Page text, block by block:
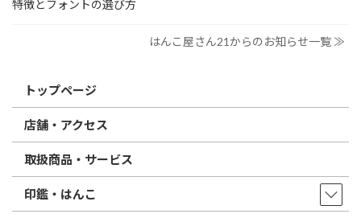
特徴とフォントの選び方
はんこ屋さん21からのお知らせ一覧 ≫
トップページ
店舗・アクセス
取扱商品・サービス
印鑑・はんこ